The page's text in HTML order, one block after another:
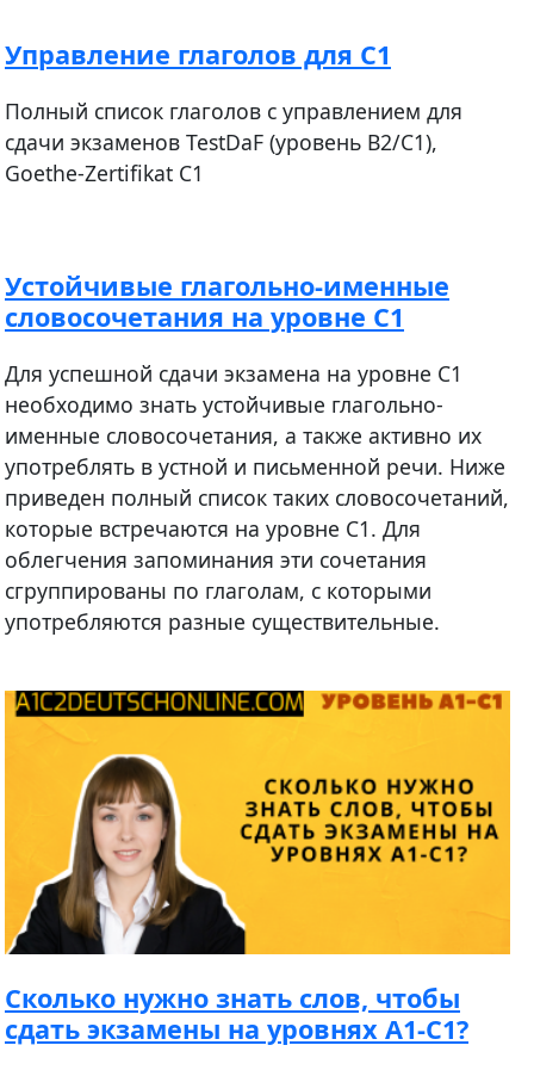
Управление глаголов для С1
Полный список глаголов с управлением для
сдачи экзаменов TestDaF (уровень B2/C1),
Goethe-Zertifikat C1
Устойчивые глагольно-именные
словосочетания на уровне С1
Для успешной сдачи экзамена на уровне C1
необходимо знать устойчивые глагольно-
именные словосочетания, а также активно их
употреблять в устной и письменной речи. Ниже
приведен полный список таких словосочетаний,
которые встречаются на уровне C1. Для
облегчения запоминания эти сочетания
сгруппированы по глаголам, с которыми
употребляются разные существительные.
Cколько нужно знать слов, чтобы
сдать экзамены на уровнях A1-C1?